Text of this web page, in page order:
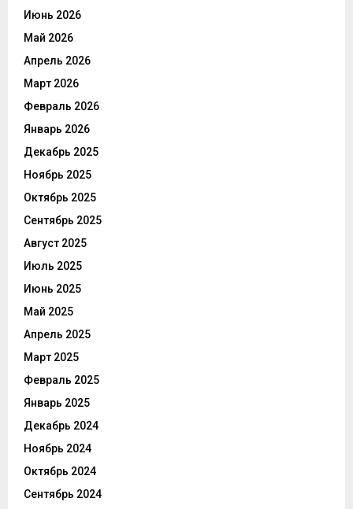
Июнь 2026
Май 2026
Апрель 2026
Март 2026
Февраль 2026
Январь 2026
Декабрь 2025
Ноябрь 2025
Октябрь 2025
Сентябрь 2025
Август 2025
Июль 2025
Июнь 2025
Май 2025
Апрель 2025
Март 2025
Февраль 2025
Январь 2025
Декабрь 2024
Ноябрь 2024
Октябрь 2024
Сентябрь 2024